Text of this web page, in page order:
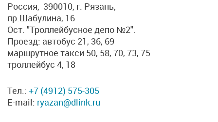
Россия, 390010, г. Рязань,
пр.Шабулина, 16
Ост. "Троллейбусное депо №2".
Проезд: автобус 21, 36, 69
маршрутное такси 50, 58, 70, 73, 75
троллейбус 4, 18
Тел.: +7 (4912) 575-305
E-mail: ryazan@dlink.ru